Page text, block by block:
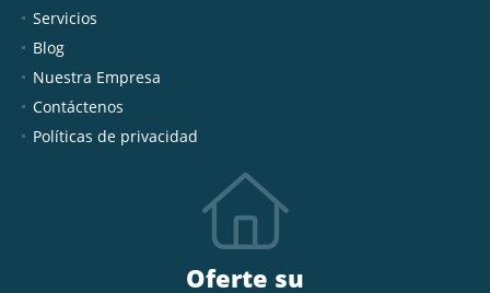
Servicios
Blog
Nuestra Empresa
Contáctenos
Políticas de privacidad
Oferte su